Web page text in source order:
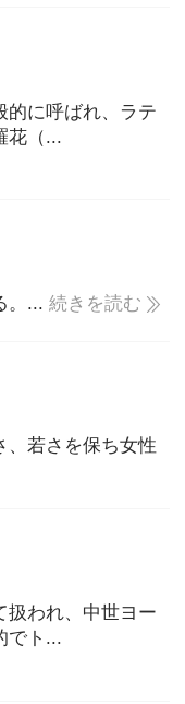
的に呼ばれ、ラテ
花（...
。...続きを読む
、若さを保ち女性
扱われ、中世ヨー
でト...